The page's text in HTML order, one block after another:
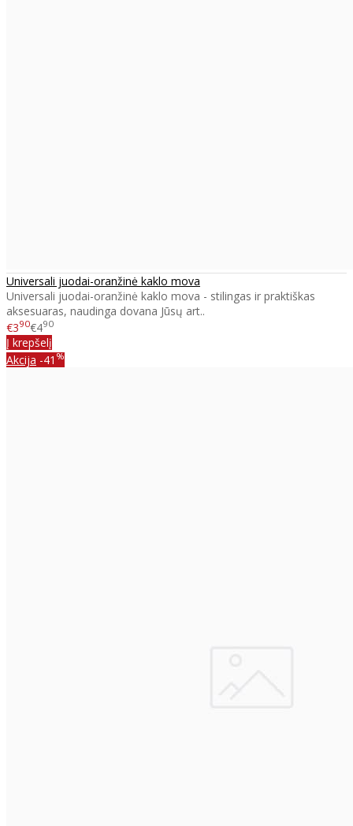
Universali juodai-oranžinė kaklo mova
Universali juodai-oranžinė kaklo mova - stilingas ir praktiškas
aksesuaras, naudinga dovana Jūsų art..
€390€490
Į krepšelį
Akcija -41 %